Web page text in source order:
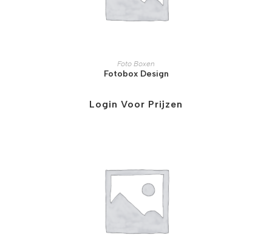
Foto Boxen
Fotobox Design
Login Voor Prijzen